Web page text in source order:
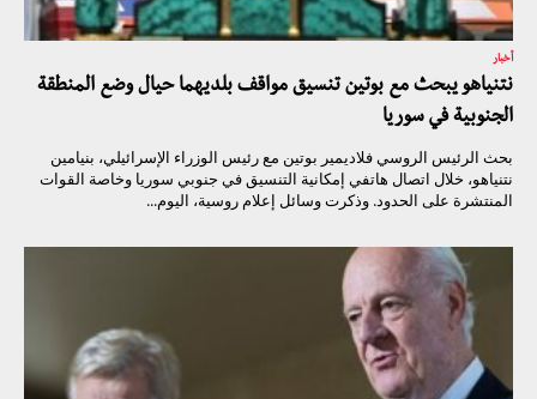
أخبار
نتنياهو يبحث مع بوتين تنسيق مواقف بلديهما حيال وضع المنطقة
الجنوبية في سوريا
بحث الرئيس الروسي فلاديمير بوتين مع رئيس الوزراء الإسرائيلي، بنيامين
نتنياهو، خلال اتصال هاتفي إمكانية التنسيق في جنوبي سوريا وخاصة القوات
المنتشرة على الحدود. وذكرت وسائل إعلام روسية، اليوم...